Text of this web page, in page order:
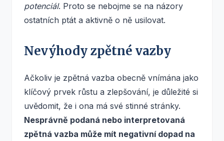
potenciál. Proto se nebojme se na názory
ostatních ptát a aktivně o ně usilovat.
Nevýhody zpětné vazby
Ačkoliv je zpětná vazba obecně vnímána jako
klíčový prvek růstu a zlepšování, je důležité si
uvědomit, že i ona má své stinné stránky.
Nesprávně podaná nebo interpretovaná
zpětná vazba může mít negativní dopad na